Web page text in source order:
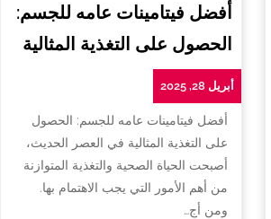
أفضل فيتامينات عامه للجسم:
الحصول على التغذية المثالية
أبريل 28, 2025
أفضل فيتامينات عامه للجسم: الحصول
على التغذية المثالية في العصر الحديث،
أصبحت الحياة الصحية والتغذية المتوازنة
من أهم الأمور التي يجب الاهتمام بها.
ومن أج…